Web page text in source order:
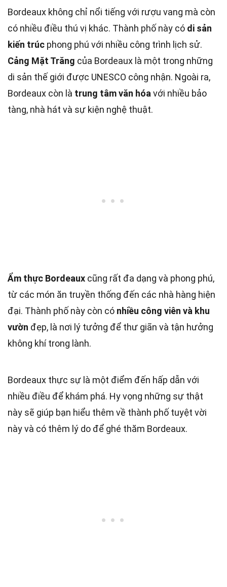
Bordeaux không chỉ nổi tiếng với rượu vang mà còn
có nhiều điều thú vị khác. Thành phố này có di sản
kiến trúc phong phú với nhiều công trình lịch sử.
Cảng Mặt Trăng của Bordeaux là một trong những
di sản thế giới được UNESCO công nhận. Ngoài ra,
Bordeaux còn là trung tâm văn hóa với nhiều bảo
tàng, nhà hát và sự kiện nghệ thuật.
Ẩm thực Bordeaux cũng rất đa dạng và phong phú,
từ các món ăn truyền thống đến các nhà hàng hiện
đại. Thành phố này còn có nhiều công viên và khu
vườn đẹp, là nơi lý tưởng để thư giãn và tận hưởng
không khí trong lành.
Bordeaux thực sự là một điểm đến hấp dẫn với
nhiều điều để khám phá. Hy vọng những sự thật
này sẽ giúp bạn hiểu thêm về thành phố tuyệt vời
này và có thêm lý do để ghé thăm Bordeaux.